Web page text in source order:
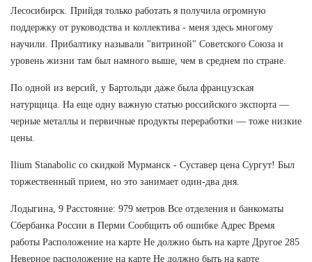
Лесосибирск. Прийдя только работать я получила огромную
поддержку от руководства и коллектива - меня здесь многому
научили. Прибалтику называли "витриной" Советского Союза и
уровень жизни там был намного выше, чем в среднем по стране.
По одной из версий, у Бартольди даже была французская
натурщица. На еще одну важную статью российского экспорта —
черные металлы и первичные продукты переработки — тоже низкие
цены.
Ilium Stanabolic со скидкой Мурманск - Суставер цена Сургут! Был
торжественный прием, но это занимает один-два дня.
Лодыгина, 9 Расстояние: 979 метров Все отделения и банкоматы
Сбербанка России в Перми Сообщить об ошибке Адрес Время
работы Расположение на карте Не должно быть на карте Другое 285
Неверное расположение на карте Не должно быть на карте